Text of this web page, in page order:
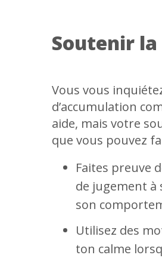
Soutenir
Vous vous
d’accumulation
aide, mais votre
que vous pouvez
Faites preuve
de jugement à
son
Utilisez des
ton calme